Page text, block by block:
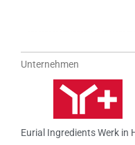
Unternehmen
Eurial Ingredients Werk in